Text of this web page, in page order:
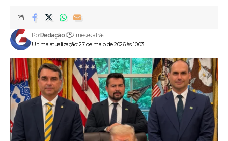
Ultima atualização: 27 de maio de 2026 às 10:03
PorRedação 2 meses atrás